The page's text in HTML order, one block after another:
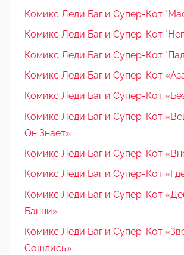
Комикс Леди Баг и Супер-Кот
Комикс Леди Баг и Супер-Кот
Комикс Леди Баг и Супер-Кот
Комикс Леди Баг и Супер-Кот
Комикс Леди Баг и Супер-Кот
Комикс Леди Баг и Супер-Кот
Он Знает»
Комикс Леди Баг и Супер-Кот
Комикс Леди Баг и Супер-Кот
Комикс Леди Баг и Супер-Кот
Банни»
Комикс Леди Баг и Супер-Кот
Сошлись»